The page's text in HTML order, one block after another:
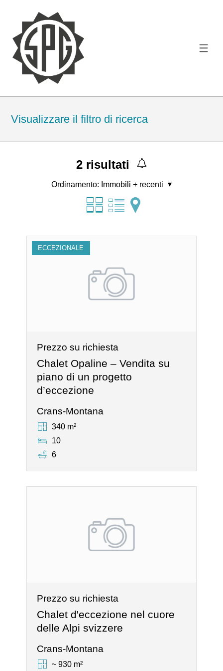
Visualizzare il filtro di ricerca
2risultati
Ordinamento: Immobili + recenti
ECCEZIONALE
Prezzo su richiesta
Chalet Opaline – Vendita su
piano di un progetto
d’eccezione
Crans-Montana
340 m²
10
6
Prezzo su richiesta
Chalet d'eccezione nel cuore
delle Alpi svizzere
Crans-Montana
~ 930 m²